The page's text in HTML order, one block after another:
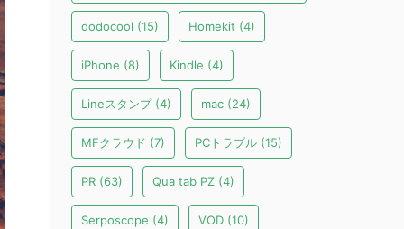
dodocool (15) Homekit (4)
iPhone (8) Kindle (4)
Lineスタンプ(4) mac (24)
MFクラウド (7) PCトラブル (15)
PR (63) Qua tab PZ (4)
Serposcope (4) VOD (10)